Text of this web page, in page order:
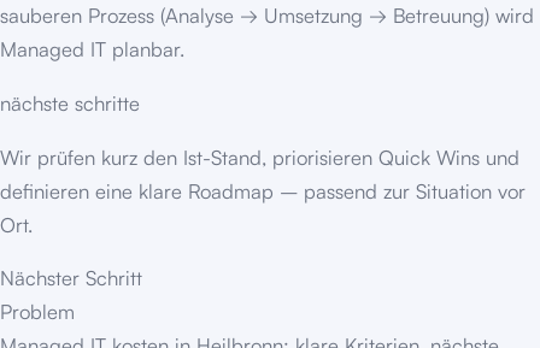
sauberen Prozess (Analyse → Umsetzung → Betreuung) wird
Managed IT planbar.
nächste schritte
Wir prüfen kurz den Ist-Stand, priorisieren Quick Wins und
definieren eine klare Roadmap – passend zur Situation vor
Ort.
Nächster Schritt
Problem